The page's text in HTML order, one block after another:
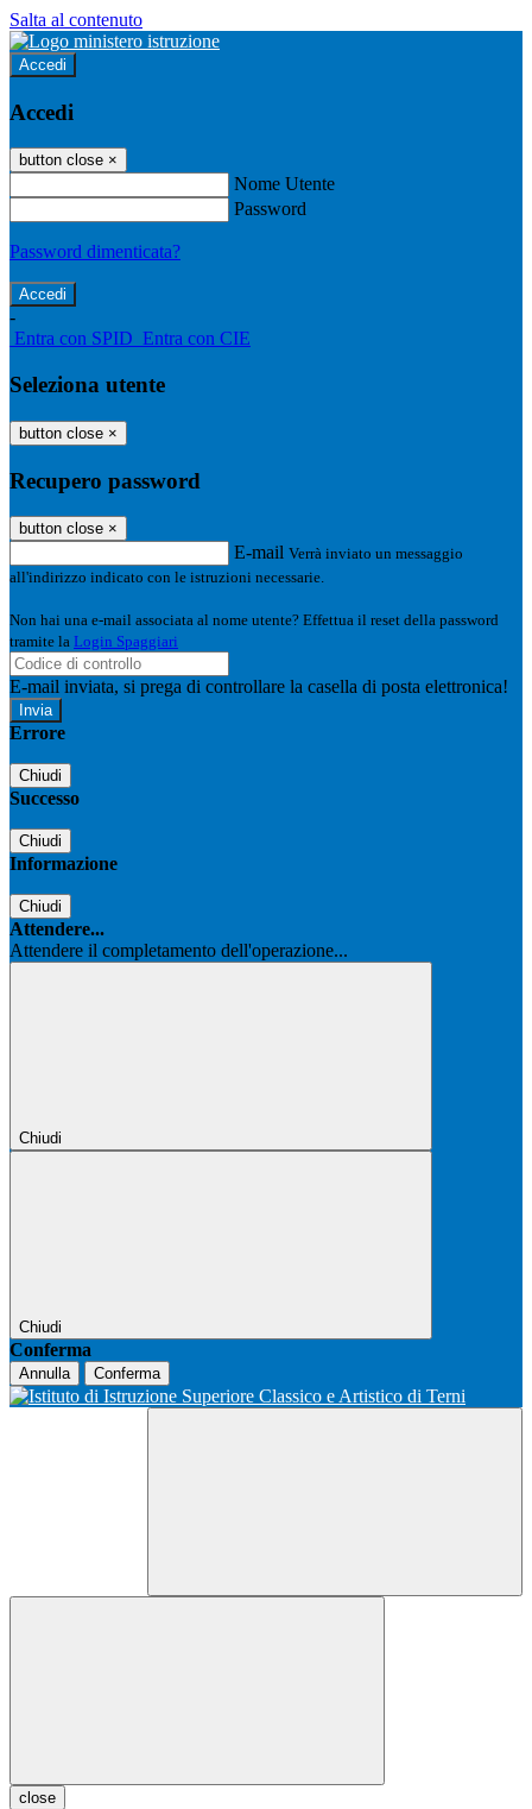
Salta al contenuto
Accedi
Accedi
button close ×
Nome Utente
Password
Password dimenticata?
-
Entra con SPID Entra con CIE
Seleziona utente
button close ×
Recupero password
button close ×
E-mail Verrà inviato un messaggio
all'indirizzo indicato con le istruzioni necessarie.
Non hai una e-mail associata al nome utente? Effettua il reset della password
tramite la Login Spaggiari
E-mail inviata, si prega di controllare la casella di posta elettronica!
Errore
Chiudi
Successo
Chiudi
Informazione
Chiudi
Attendere...
Attendere il completamento dell'operazione...
Chiudi
Chiudi
Conferma
Annulla Conferma
close